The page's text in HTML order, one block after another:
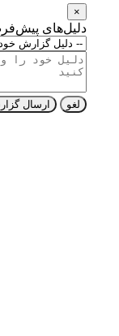
دلیل‌های پیش‌فرض:
ارسال گزارش